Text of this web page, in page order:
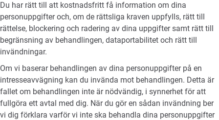
Du har rätt till att kostnadsfritt få information om dina
personuppgifter och, om de rättsliga kraven uppfylls, rätt till
rättelse, blockering och radering av dina uppgifter samt rätt till
begränsning av behandlingen, dataportabilitet och rätt till
invändningar.
Om vi baserar behandlingen av dina personuppgifter på en
intresseavvägning kan du invända mot behandlingen. Detta är
fallet om behandlingen inte är nödvändig, i synnerhet för att
fullgöra ett avtal med dig. När du gör en sådan invändning ber
vi dig förklara varför vi inte ska behandla dina personuppgifter